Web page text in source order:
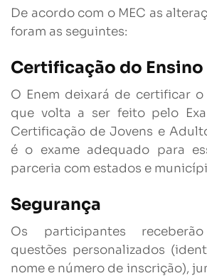
De acordo com o MEC as
foram as seguintes:
Certificação do
O Enem deixará de certificar
que volta a ser feito pelo
Certificação de Jovens e
é o exame adequado para
parceria com estados e
Segurança
Os participantes
questões personalizados
nome e número de inscrição),